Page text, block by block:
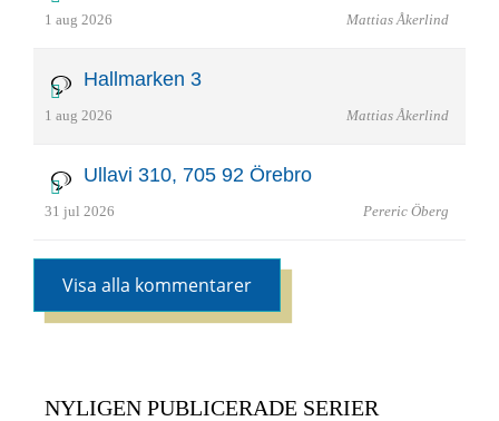
1 aug 2026 Mattias Åkerlind
Hallmarken 3
1 aug 2026 Mattias Åkerlind
Ullavi 310, 705 92 Örebro
31 jul 2026 Pereric Öberg
Visa alla kommentarer
NYLIGEN PUBLICERADE SERIER